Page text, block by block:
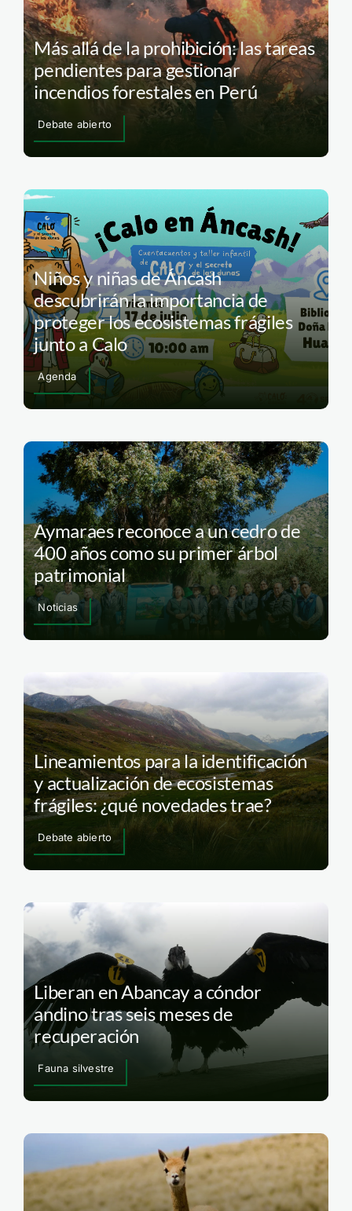
Más allá de la prohibición: las tareas
pendientes para gestionar
incendios forestales en Perú
Debate abierto
Niños y niñas de Áncash
descubrirán la importancia de
proteger los ecosistemas frágiles
junto a Calo
Agenda
Aymaraes reconoce a un cedro de
400 años como su primer árbol
patrimonial
Noticias
Lineamientos para la identificación
y actualización de ecosistemas
frágiles: ¿qué novedades trae?
Debate abierto
Liberan en Abancay a cóndor
andino tras seis meses de
recuperación
Fauna silvestre